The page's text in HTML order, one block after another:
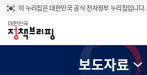
이 누리집은 대한민국 공식 전자정부 누리집입니다.
홈
보도자료